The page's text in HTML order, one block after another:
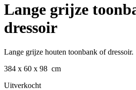
Lange grijze
dressoir
Lange grijze houten toonbank of dressoir.
384 x 60 x 98 cm
Uitverkocht